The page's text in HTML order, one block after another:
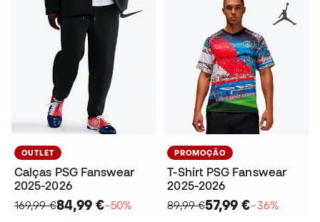
OUTLET
Calças PSG Fanswear
2025-2026
169,99 €84,99 €−50%
PROMOÇÃO
T-Shirt PSG Fanswear
2025-2026
89,99 €57,99 €−36%